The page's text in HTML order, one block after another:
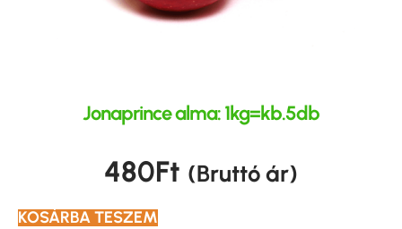
Jonaprince alma: 1kg=kb.5db
480Ft (Bruttó ár)
KOSÁRBA TESZEM